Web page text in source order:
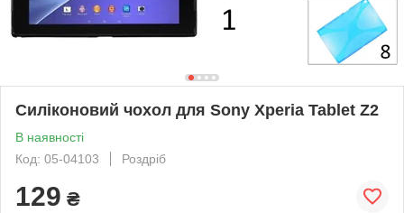
Силіконовий чохол для Sony Xperia Tablet Z2
В наявності
Код: 05-04103
Роздріб
129 ₴